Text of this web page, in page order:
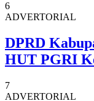
6
ADVERTORIAL
DPRD
HUT PGRI
7
ADVERTORIAL